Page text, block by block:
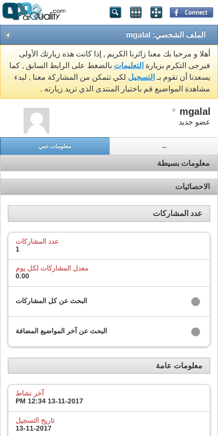
الملف الشخصي: mgalal
أهلا و مرحبا بك معنا زائرنا الكريم , إذا كانت هذه زيارتك الأولى
فيرجى التكرم بزيارة التعليمات بالضغط على الرابط السابق , كما
يسعدنا أن تقوم بـ التسجيل لكي تتمكن من المشاركة معنا , لبدء
مشاهدة المواضيع قم باختيار المنتدى الذي تريد زيارته .
mgalal
عضو جديد
معلومات عني ...
معلومات بسيطة
الاحصائيات
عدد المشاركات
عدد المشاركات
1
معدل المشاركات لكل يوم
0.00
البحث عن كل المشاركات
البحث عن آخر المواضيع المضافة
معلومات عامة
آخر نشاط
13-11-2017
12:34 PM
تاريخ التسجيل
13-11-2017